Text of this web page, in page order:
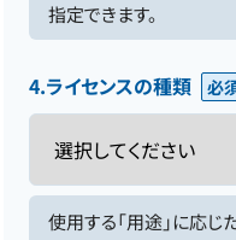
指定できます。
4.ライセンスの種類
使用する「用途」に応